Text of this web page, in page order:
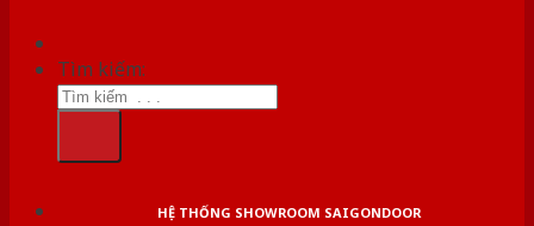
Tìm kiếm:
HỆ THỐNG SHOWROOM SAIGONDOOR